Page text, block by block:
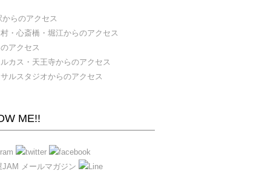
らのアクセス
・心斎橋・堀江からのアクセス
アクセス
カス・天王寺からのアクセス
ルスタジオからのアクセス
ME!!